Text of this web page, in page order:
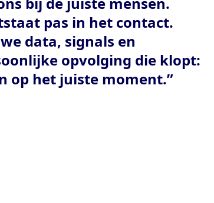
pas in het contact.
data, signals en
opvolging die klopt:
op het juiste moment.”